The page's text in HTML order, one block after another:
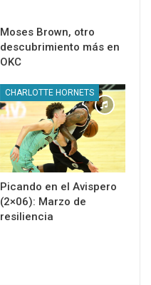
Moses Brown, otro
descubrimiento más en
OKC
CHARLOTTE HORNETS
Picando en el Avispero
(2×06): Marzo de
resiliencia